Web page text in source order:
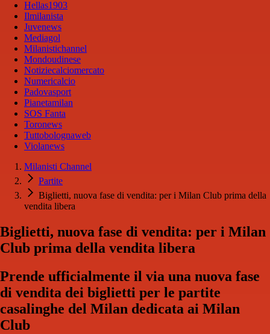
Hellas1903
Ilmilanista
Juvenews
Mediagol
Milanistichannel
Mondoudinese
Notiziecalciomercato
Numericalcio
Padovasport
Pianetamilan
SOS Fanta
Toronews
Tuttobolognaweb
Violanews
Milanisti Channel
Partite
Biglietti, nuova fase di vendita: per i Milan Club prima della
vendita libera
Biglietti, nuova fase di vendita: per i Milan
Club prima della vendita libera
Prende ufficialmente il via una nuova fase
di vendita dei biglietti per le partite
casalinghe del Milan dedicata ai Milan
Club